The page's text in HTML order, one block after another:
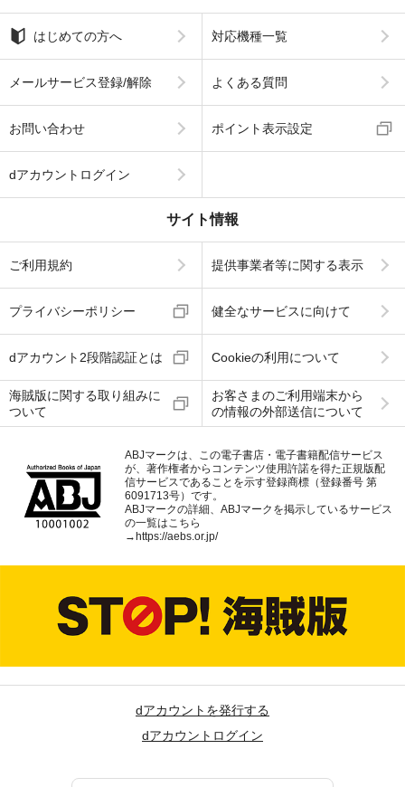
はじめての方へ 対応機種一覧
メールサービス登録/解除 よくある質問
お問い合わせ ポイント表示設定
dアカウントログイン
サイト情報
ご利用規約 提供事業者等に関する表示
プライバシーポリシー 健全なサービスに向けて
dアカウント2段階認証とは Cookieの利用について
海賊版に関する取り組みに
ついて
お客さまのご利用端末から
の情報の外部送信について
ABJマークは、この電子書店・電子書籍配信サービス
が、著作権者からコンテンツ使用許諾を得た正規版配
信サービスであることを示す登録商標（登録番号 第
6091713号）です。
ABJマークの詳細、ABJマークを掲示しているサービス
の一覧はこちら
→ https://aebs.or.jp/
dアカウントを発行する
dアカウントログイン